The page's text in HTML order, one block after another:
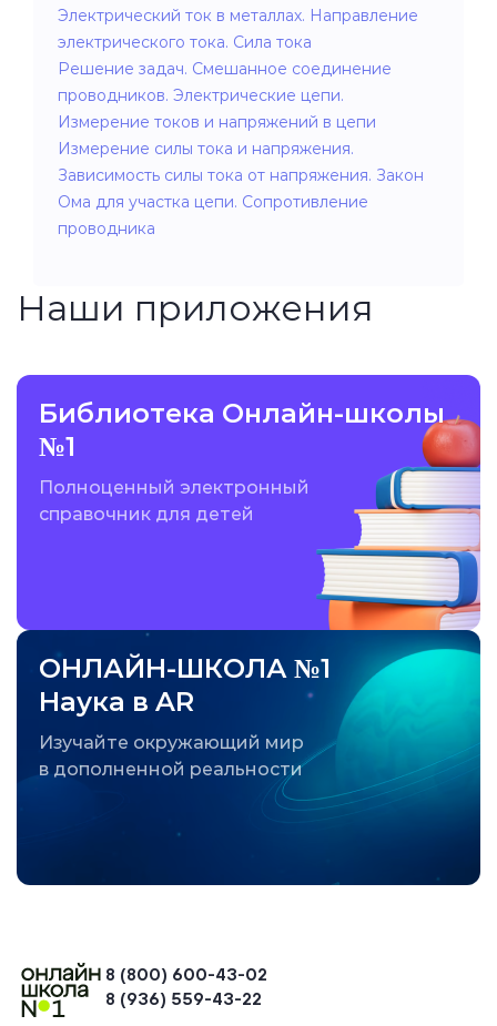
Электрический ток в металлах. Направление
электрического тока. Сила тока
Решение задач. Смешанное соединение
проводников. Электрические цепи.
Измерение токов и напряжений в цепи
Измерение силы тока и напряжения.
Зависимость силы тока от напряжения. Закон
Ома для участка цепи. Сопротивление
проводника
Наши приложения
Библиотека Онлайн-школы
№1
Полноценный электронный
справочник для детей
ОНЛАЙН-ШКОЛА №1
Наука в AR
Изучайте окружающий мир
в дополненной реальности
8 (800) 600-43-02
8 (936) 559-43-22